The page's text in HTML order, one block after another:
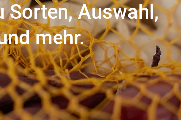
Sorten, Auswahl,
mehr.